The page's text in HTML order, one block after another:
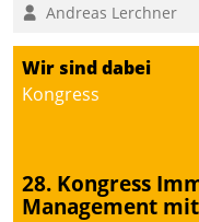
Andreas Lerchner
Wir sind dabei
Kongress
28. Kongress
Management